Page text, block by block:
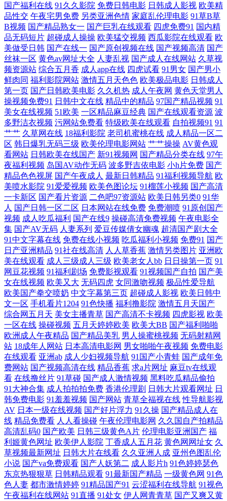
电影 亚洲日韩欧美性爱 国产日本精品中文字幕 三级国产精品 AV五月激情
淫淫 免费电影院yy44880 一级a做日韩精品视频 国产午夜福利观看 神马大
全在线观看 超碰最新91大神 欧美中文高清精品 综合图区亚洲白 精品成年
人免费在线 性爱无码97久久夜 囯产香蕉97碰碰碰视 日本a级电影网址 97
资源美女 蜜桃网91 一区二区 国产日韩欧美亚欧 制服丝袜美腿在线电影 激
情网男人天堂 午夜影院恐怖电 电影天堂高清 人成午夜免费视频在线观看
97超碰在线视 玛利亚高清一区 亚洲性hd高清 久草亚洲天堂 一本之道在 全
黄性色大片 国产91a 亚洲国产高清视频 萌白酱一线天av 啊灬啊别停灬用力
啊在线观看视频 天美mv二三入口 女人脱了内 成人看片免费网站 午夜剧场
第一页 久久超碰97人人做人人爽 爱豆福利导航网 丝袜足控一区二区 国内
自拍网红在线综合 91白丝网址 日产高清欧美一区 国产精品一区二区色图
影音先锋 欧美视频一区二区 夫妻换房 亚洲第一影院在线播放 裸身美女
AV女资源网址 什么电影网站免费 国产一级特色 在线精品欧美日韩 日本视
频在 国产美女9 这里只有 日韩新片王网 国产一级在线视频片片 91专区熟
女 日韩精品另类天天更新 国产视频欧美专区 在线试看 欧美老年性色生活
片 国产又黄又刺激 综合国产亚洲丝袜日本 日本一区二区三区 国产免费情
爱视频 亚洲自拍小说网 免费观看欧美日韩亚洲 变态另类天堂 大胸奶美女
内射A片 午夜视频在线观看网站 国产a级毛多妇女视频 日韩免费肏屄 AV
线上成人在线 欧美极品一区 中的精品双人 AVTT色图 女同互怼互操 91探
花视频 现线不卡 欧美a欧美乱码一 庥豆谋影视mv视频 快播天影天堂下载
国产福利在线 91久久影院 免费日韩电影 日韩成人影视 欧美精
品性交 午夜宅男免费 另类亚洲色情 家庭乱伦理电影 91草B草
B视频 国产精品熟女一 国产巨乳在线观看 四虎免费91 国内精
品无码短片 超碰成人操操 欧美猛交视频 西瓜影院在线观看 欧
美做受日韩 国产在线一 国产原创视频在线 国产视频高清 国产
丝袜一区 黄色av网址大全 人妻乱视 国产成人在线网站 久草视
频资源站 综合五月香 成人app在线 四虎试看 91男女 国产男小
鲜肉同 福利影院网站 激情五月天色色 欧美极品电影 日韩成人
第一页 国产日韩欧美电影 久久机热 成人午夜网 黄色天堂男人
操视频免费91 日韩中文在线 精品中的精品 97国产精品视频 91
美女在线视频 51欧美 一区精品麻豆经典 国产在线观看资源 波
多野洁衣视频 污网站免费看 特级欧美在线观看 自拍视频91 91
艹艹 久草网在线 18福利影院 老司机蜜桃在线 成人精品一区二
区 韩日爆乳无码三级 欧美伦理电影网站 艹艹操操 AV黄色观
看网站 日韩欧美在线国产 新91视频网 国产精品分类在线 97午
夜福利视频 岛国AV动作无码 波多野吉依电影 小h片免费 国产
精品色色视屏 国产午夜成人 最新日韩精品 91福利视频导航 欧
美喷水影院 91爱爱视频 欧美色图论坛 91榴莲小视频 国产高清
一卡新区 国产看片资源 二色吧97资源站 欧美日韩另类0 91华
人 国产日韩一区二区 日本网站在线免费 免费潮喷 91原创国产
视频 成人吃瓜福利 国产在线9 操碰高清免费视频 午夜电影全
集 国产AV无码 人妻系列 爱豆传媒倩女幽魂 超清国产剧大全
91中文字幕在线 免费在线小视频 吃瓜福利小视频 免费91 国产
日产亚洲精品 91社在线高清 人人草香蕉 激情另类图片 亚洲欧
美在线观看 成人三级成人三级 欧美老女人bb 日日操第一页 91
网豆花视频 91福利剧场 免费影视观看 91视频国产自拍 国产美
女在线视频 欧美又大 无码四虎 女同激吻视频 极品性爱导航
欧美国产拳交喷奶 中文字幕第三页 超碰成人影视 欧美日韩中
文一区 手机看片1204 91色快播 福利撸影院 激情五月天国产
综合网五月天 美女主播青草 国产高清不卡视频 四虎影视 欧美
一区在线 操碰视频 五月天婷婷欧美 欧美大BB 国产福利啪啪
欧洲成人午夜精品 国产精品美乳 男人操蜜桃视频 无码射精网
站 18成年人网站 日本高清电影网 男女啪啪午夜视频 免费电影
在线观看 亚洲ab 成人少妇视频导航 91国产小青蛙 国产成年免
费网站 国产视频高清在线 精品香蕉 求a片网址 麻豆tv在线观
看 在线撸丝片 91草碰 国产成人激情视频 黑料吃瓜精品偷拍
91大神合集 成人拍拍拍免费 香港伦理剧 日韩大片观看网址 日
韩免费电影 91羞羞视频 国产网站 青草全福视在线 性导航影视
AV 日本一级在线视频 国产好片浮力 91久操 国产精品成人在
线 精品免费看 人人看操碰 午夜伦理电影网 久久国自产拍精品
高清乱码0 国产欧美 日韩三级黄色A片 伦理电影亚洲国产 福
利姬黄色网址 欧美伊人影院 丁香成人五月花 黄色网网址女 久
草视频最新网址 日韩大片在线看 久久亚洲人成 亚州色图乱伦
小说 国产va免费观看 国产人妖第二 成人影片h 91色婷婷瑟色
东京热狠狠草 日韩精品观看 91最新国产精品 一级黄色网 91色
色人妻 都市激情婷婷 91精品国产91 云涩福利在线导航 91视色
午夜福利在线网站 91直播 91处女 伊人网青青草 国产又爽又黄